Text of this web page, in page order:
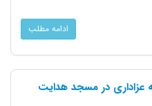
ادامه مطلب
در مسجد هدایت